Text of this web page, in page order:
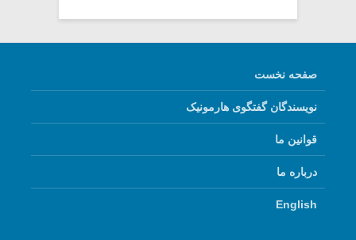
صفحه نخست
نویسندگان گفتگوی هارمونیک
قوانین ما
درباره ما
English